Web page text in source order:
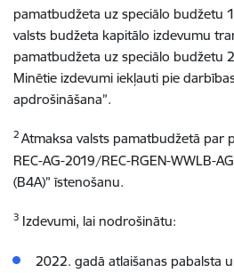
pamatbudžeta uz speciālo budžetu
valsts budžeta kapitālo izdevumu
pamatbudžeta uz speciālo budžetu
Minētie izdevumi iekļauti pie
apdrošināšana”.
2 Atmaksa valsts pamatbudžetā par
REC-AG-2019/REC-RGEN-WWLB-
(B4A)” īstenošanu.
3 Izdevumi, lai nodrošinātu:
2022. gadā atlaišanas pabalsta